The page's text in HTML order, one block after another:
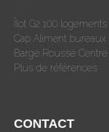
Îlot G2 100
Cap Aliment
Barge Rousse
Plus de références
CONTACT